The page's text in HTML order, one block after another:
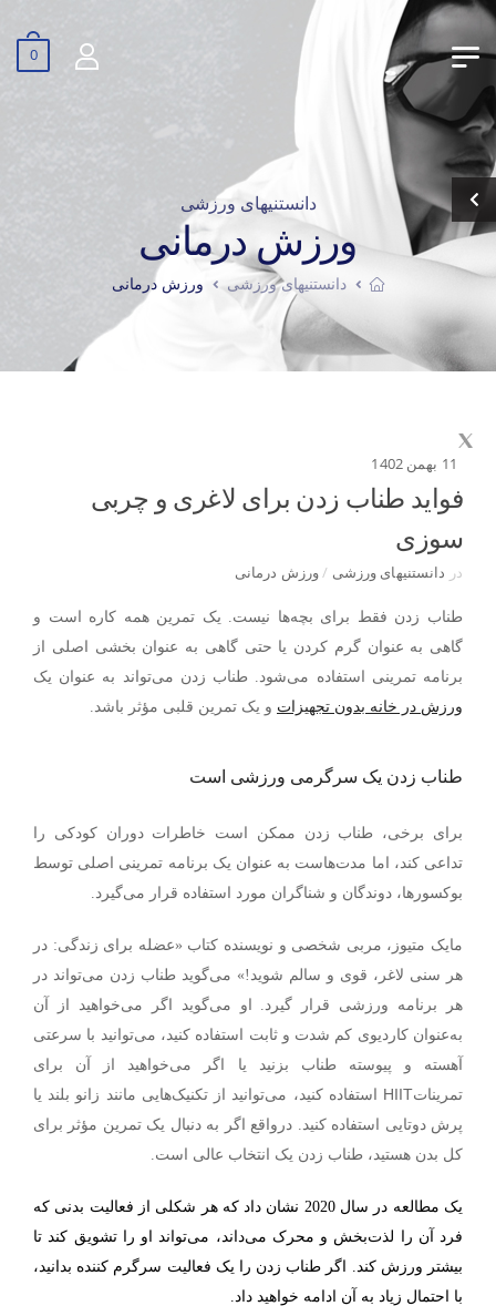
0
دانستنیهای ورزشی
ورزش درمانی
دانستنیهای ورزشی ورزش درمانی
11 بهمن 1402
فواید طناب زدن برای لاغری و چربی
سوزی
در دانستنیهای ورزشی /ورزش درمانی
طناب زدن فقط برای بچه‌ها نیست. یک تمرین همه کاره است و
گاهی به عنوان گرم کردن یا حتی گاهی به عنوان بخشی اصلی از
برنامه تمرینی استفاده می‌شود. طناب زدن می‌تواند به عنوان یک
ورزش در خانه بدون تجهیزات و یک تمرین قلبی مؤثر باشد.
طناب زدن یک سرگرمی ورزشی است
برای برخی، طناب زدن ممکن است خاطرات دوران کودکی را
تداعی کند، اما مدت‌هاست به عنوان یک برنامه تمرینی اصلی توسط
بوکسورها، دوندگان و شناگران مورد استفاده قرار می‌گیرد.
مایک متیوز، مربی شخصی و نویسنده کتاب «عضله برای زندگی: در
هر سنی لاغر، قوی و سالم شوید!» می‌گوید طناب زدن می‌تواند در
هر برنامه ورزشی قرار گیرد. او می‌گوید اگر می‌خواهید از آن
به‌عنوان کاردیوی کم شدت و ثابت استفاده کنید، می‌توانید با سرعتی
آهسته و پیوسته طناب بزنید یا اگر می‌خواهید از آن برای
تمریناتHIIT
استفاده کنید، می‌توانید از تکنیک‌هایی مانند زانو بلند یا
پرش دوتایی استفاده کنید. درواقع اگر به دنبال یک تمرین مؤثر برای
کل بدن هستید، طناب زدن یک انتخاب عالی است.
یک مطالعه در سال 2020 نشان داد که هر شکلی از فعالیت بدنی که
فرد آن را لذت‌بخش و محرک می‌داند، می‌تواند او را تشویق کند تا
بیشتر ورزش کند. اگر طناب زدن را یک فعالیت سرگرم کننده بدانید،
با احتمال زیاد به آن ادامه خواهید داد.